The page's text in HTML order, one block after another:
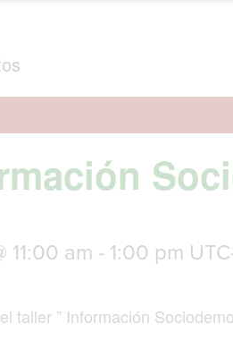
11:00 am - 1:00 pm
taller ” Información